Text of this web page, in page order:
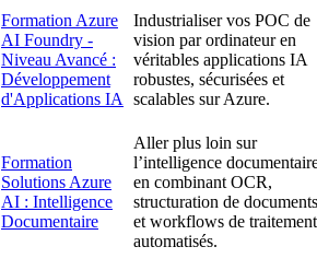
Formation Azure
AI Foundry -
Niveau Avancé :
Développement
d'Applications IA
Industrialiser vos POC de
vision par ordinateur en
véritables applications IA
robustes, sécurisées et
scalables sur Azure.
Formation
Solutions Azure
AI : Intelligence
Documentaire
Aller plus loin sur
l’intelligence
en combinant OCR,
structuration de documents
et workflows de traitement
automatisés.